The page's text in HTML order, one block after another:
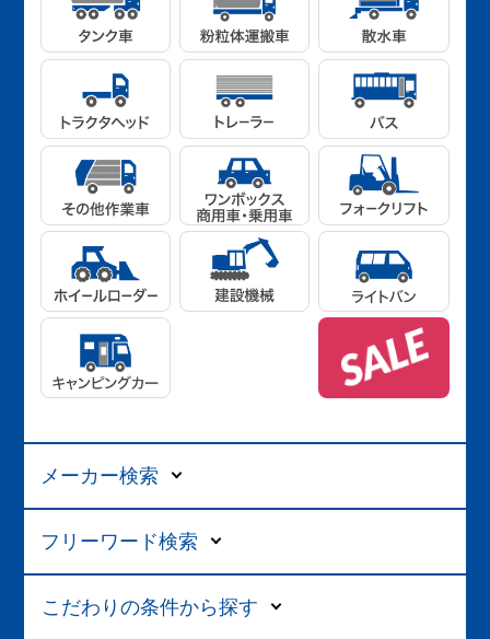
メーカー検索
フリーワード検索
こだわりの条件から探す